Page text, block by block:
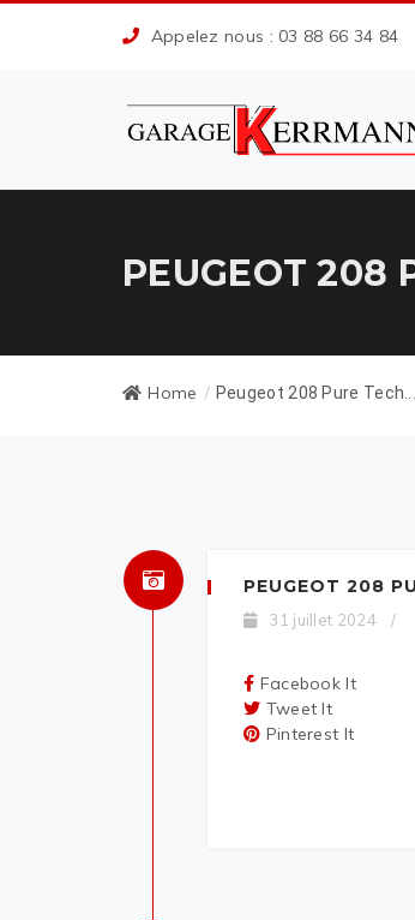
Appelez nous : 03 88 66 34 84
PEUGEOT 208
Home / Peugeot 208 Pure Tech...
PEUGEOT 208
31 juillet 2024 /
Facebook It
Tweet It
Pinterest It